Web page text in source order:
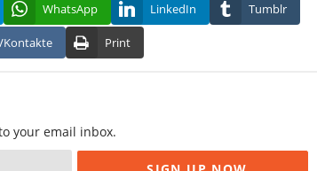
WhatsApp LinkedIn Tumblr
Print
your email inbox.